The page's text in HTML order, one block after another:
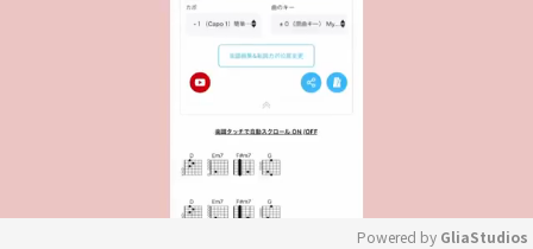
Powered by GliaStudios